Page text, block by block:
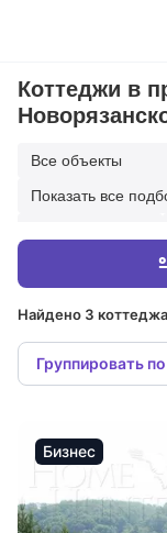
Коттеджи в
Все объекты
Показать все
Найдено 3
Группировать
Бизнес